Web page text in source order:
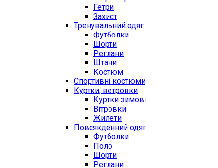
Гетри
Захист
Тренувальний одяг
Футболки
Шорти
Реглани
Штани
Костюм
Спортивні костюми
Куртки, ветровки
Куртки зимові
Вітровки
Жилети
Повсякденний одяг
Футболки
Поло
Шорти
Реглани